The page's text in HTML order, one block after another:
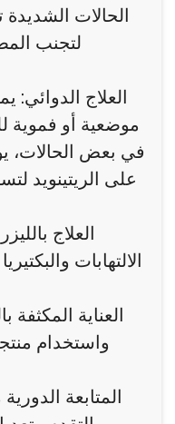
الحالات
لتجنب
العلاج
موضعية أو فموية
في بعض الحالات،
على الريتينويد
العلاج
الالتهابات
العناية المكثفة
واستخدام
المتابعة